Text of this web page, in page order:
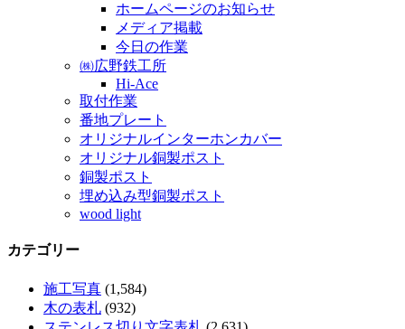
ホームページのお知らせ
メディア掲載
今日の作業
㈱広野鉄工所
Hi-Ace
取付作業
番地プレート
オリジナルインターホンカバー
オリジナル銅製ポスト
銅製ポスト
埋め込み型銅製ポスト
wood light
カテゴリー
施工写真 (1,584)
木の表札 (932)